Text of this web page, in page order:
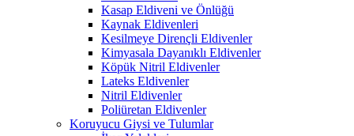
Kasap Eldiveni ve Önlüğü
Kaynak Eldivenleri
Kesilmeye Dirençli Eldivenler
Kimyasala Dayanıklı Eldivenler
Köpük Nitril Eldivenler
Lateks Eldivenler
Nitril Eldivenler
Poliüretan Eldivenler
Koruyucu Giysi ve Tulumlar